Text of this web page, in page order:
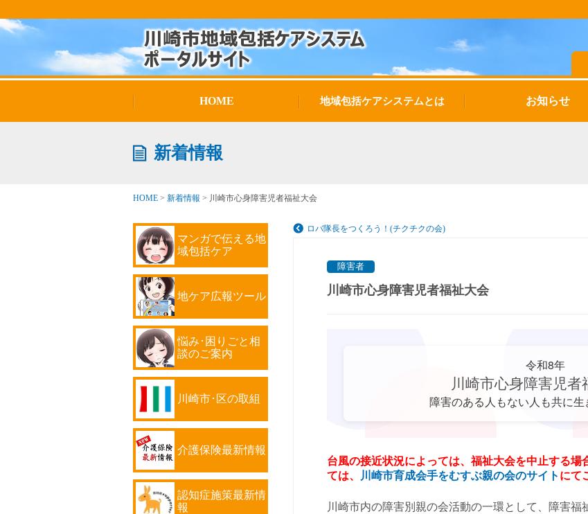
HOME 地域包括ケアシステムとは お知らせ
新着情報
HOME > 新着情報 > 川崎市心身障害児者福祉大会
マンガで伝える地
域包括ケア
地ケア広報ツール
悩み･困りごと相
談のご案内
川崎市･区の取組
介護保険最新情報
認知症施策最新情
報
ロバ隊長をつくろう！(チクチクの会)
障害者
川崎市心身障害児者福祉大会
令和8年
川崎市心身障害児者
障害のある人もない人も共に
台風の接近状況によっては、福祉大会を中止する場
ては、
川崎市育成会手をむすぶ親の会のサイト にて
川崎市内の障害別親の会活動の一環として、障害福